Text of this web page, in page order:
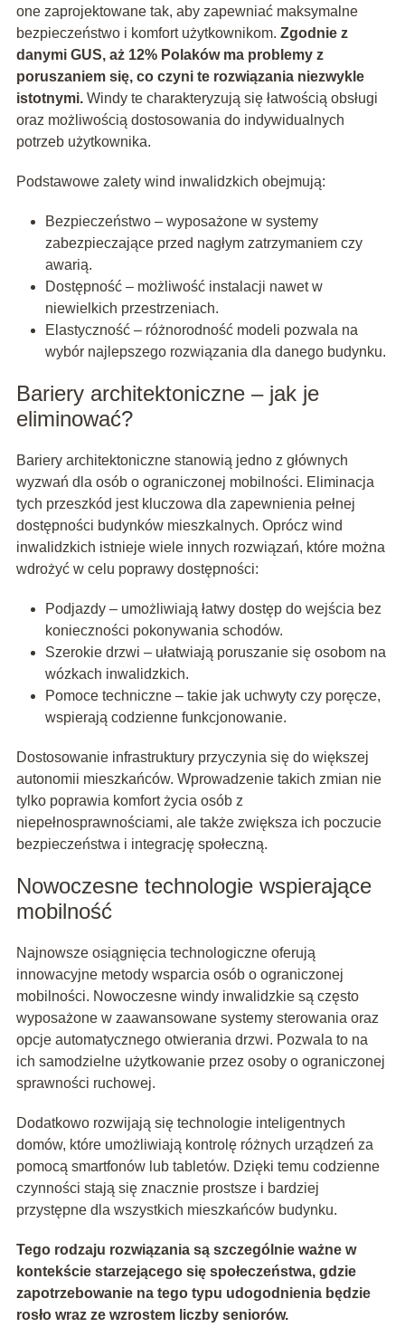
one zaprojektowane tak, aby zapewniać maksymalne
bezpieczeństwo i komfort użytkownikom. Zgodnie z
danymi GUS, aż 12% Polaków ma problemy z
poruszaniem się, co czyni te rozwiązania niezwykle
istotnymi.Windy te charakteryzują się łatwością obsługi
oraz możliwością dostosowania do indywidualnych
potrzeb użytkownika.
Podstawowe zalety wind inwalidzkich obejmują:
Bezpieczeństwo – wyposażone w systemy
zabezpieczające przed nagłym zatrzymaniem czy
awarią.
Dostępność – możliwość instalacji nawet w
niewielkich przestrzeniach.
Elastyczność – różnorodność modeli pozwala na
wybór najlepszego rozwiązania dla danego budynku.
Bariery architektoniczne – jak je
eliminować?
Bariery architektoniczne stanowią jedno z głównych
wyzwań dla osób o ograniczonej mobilności. Eliminacja
tych przeszkód jest kluczowa dla zapewnienia pełnej
dostępności budynków mieszkalnych. Oprócz wind
inwalidzkich istnieje wiele innych rozwiązań, które można
wdrożyć w celu poprawy dostępności:
Podjazdy – umożliwiają łatwy dostęp do wejścia bez
konieczności pokonywania schodów.
Szerokie drzwi – ułatwiają poruszanie się osobom na
wózkach inwalidzkich.
Pomoce techniczne – takie jak uchwyty czy poręcze,
wspierają codzienne funkcjonowanie.
Dostosowanie infrastruktury przyczynia się do większej
autonomii mieszkańców. Wprowadzenie takich zmian nie
tylko poprawia komfort życia osób z
niepełnosprawnościami, ale także zwiększa ich poczucie
bezpieczeństwa i integrację społeczną.
Nowoczesne technologie wspierające
mobilność
Najnowsze osiągnięcia technologiczne oferują
innowacyjne metody wsparcia osób o ograniczonej
mobilności. Nowoczesne windy inwalidzkie są często
wyposażone w zaawansowane systemy sterowania oraz
opcje automatycznego otwierania drzwi. Pozwala to na
ich samodzielne użytkowanie przez osoby o ograniczonej
sprawności ruchowej.
Dodatkowo rozwijają się technologie inteligentnych
domów, które umożliwiają kontrolę różnych urządzeń za
pomocą smartfonów lub tabletów. Dzięki temu codzienne
czynności stają się znacznie prostsze i bardziej
przystępne dla wszystkich mieszkańców budynku.
Tego rodzaju rozwiązania są szczególnie ważne w
kontekście starzejącego się społeczeństwa, gdzie
zapotrzebowanie na tego typu udogodnienia będzie
rosło wraz ze wzrostem liczby seniorów.